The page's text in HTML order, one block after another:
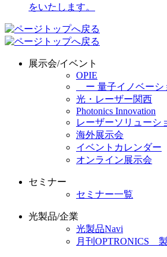
展示会/イベント
OPIE
ー 量子イノベーシ
光・レーザー関西
Photonics Innovation
レーザーソリューシ
海外展示会
イベントカレンダー
オンライン展示会
セミナー
セミナー一覧
光製品/企業
光製品Navi
月刊OPTRONICS